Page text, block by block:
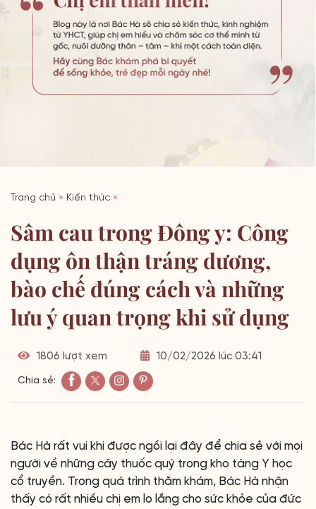
Trang chủ » Kiến thức »
Sâm cau trong Đông y: Công
dụng ôn thận tráng dương,
bào chế đúng cách và những
lưu ý quan trọng khi sử dụng
1806 lượt xem 10/02/2026 lúc 03:41
Chia sẻ:
Bác Hà rất vui khi được ngồi lại đây để chia sẻ với mọi
người về những cây thuốc quý trong kho tàng Y học
cổ truyền. Trong quá trình thăm khám, Bác Hà nhận
thấy có rất nhiều chị em lo lắng cho sức khỏe của đức